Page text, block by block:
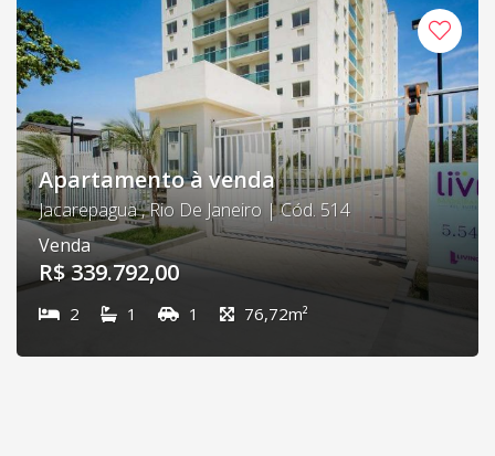
Apartamento à venda
Jacarepagua , Rio De Janeiro | Cód. 514
Venda
R$ 339.792,00
2 1 1 76,72m²